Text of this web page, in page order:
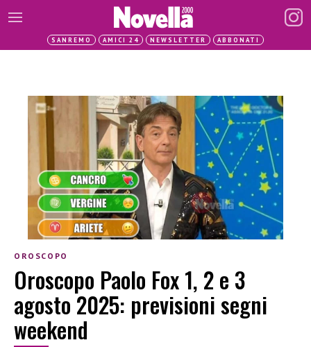
SANREMO AMICI 24 NEWSLETTER ABBONATI
OROSCOPO
Oroscopo Paolo Fox 1, 2 e 3
agosto 2025: previsioni segni
weekend